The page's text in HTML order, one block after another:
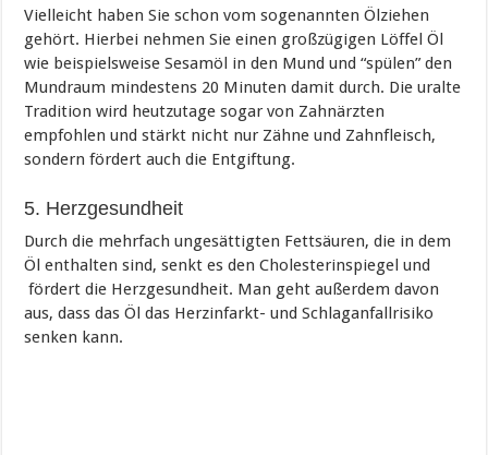
Vielleicht haben Sie schon vom sogenannten Ölziehen
gehört. Hierbei nehmen Sie einen großzügigen Löffel Öl
wie beispielsweise Sesamöl in den Mund und “spülen” den
Mundraum mindestens 20 Minuten damit durch. Die uralte
Tradition wird heutzutage sogar von Zahnärzten
empfohlen und stärkt nicht nur Zähne und Zahnfleisch,
sondern fördert auch die Entgiftung.
5. Herzgesundheit
Durch die mehrfach ungesättigten Fettsäuren, die in dem
Öl enthalten sind, senkt es den Cholesterinspiegel und
fördert die Herzgesundheit. Man geht außerdem davon
aus, dass das Öl das Herzinfarkt- und Schlaganfallrisiko
senken kann.